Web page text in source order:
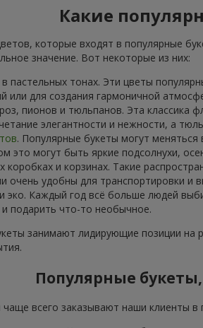
Какие
которые входят в популярные
значение. Вот некоторые из них:
пастельных тонах. Эти цветы
или для создания гармоничной
пионов и тюльпанов. Эта классика
элегантности и нежности, а
. Популярные букеты могут меняться
это могут быть яркие подсолнухи,
и корзинах. Такие
очень удобны для транспортировки и
эко. Каждый год всё больше людей
и подарить что-то необычное.
занимают лидирующие позиции на
Популярные
всего заказывают наши клиенты